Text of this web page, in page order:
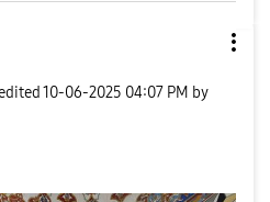
‎10-06-2025 04:07 PM by